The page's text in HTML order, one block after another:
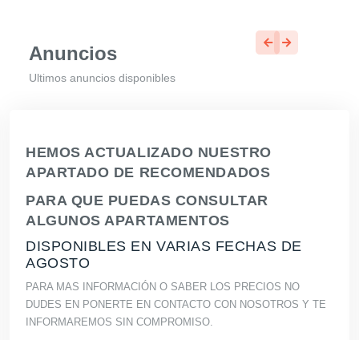
Anuncios
Ultimos anuncios disponibles
HEMOS ACTUALIZADO NUESTRO
APARTADO DE RECOMENDADOS
PARA QUE PUEDAS CONSULTAR
ALGUNOS APARTAMENTOS
DISPONIBLES EN VARIAS FECHAS DE
AGOSTO
PARA MAS INFORMACIÓN O SABER LOS PRECIOS NO
DUDES EN PONERTE EN CONTACTO CON NOSOTROS Y TE
INFORMAREMOS SIN COMPROMISO.